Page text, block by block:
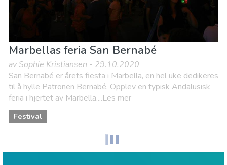
Marbellas feria San Bernabé
av Sophie Kristiansen - 29.10.2020
San Bernabé er årets fiesta i Marbella, en hel uke dedikeres
til å hylle Patronen Bernabé. Opplev en typisk Andalusisk
feria i hjertet av Marbella....Les mer
Festival